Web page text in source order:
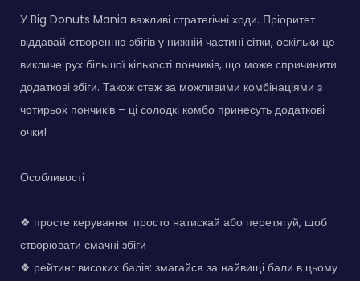
У Big Donuts Mania важливі стратегічні ходи. Пріоритет
віддавай створенню збігів у нижній частині сітки, оскільки це
викличе рух більшої кількості пончиків, що може спричинити
додаткові збіги. Також стеж за можливими комбінаціями з
чотирьох пончиків – ці солодкі комбо принесуть додаткові
очки!
Особливості
❖ просте керування: просто натискай або перетягуй, щоб
створювати смачні збіги
❖ рейтинг високих балів: змагайся за найвищі бали в цьому